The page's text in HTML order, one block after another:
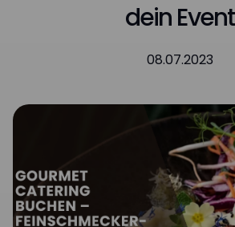
dein Event
08.07.2023